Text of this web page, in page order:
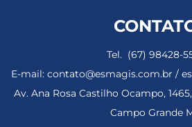
Tel. (67) 98428-
E-mail: contato@esmagis.com.br /
Av. Ana Rosa Castilho Ocampo,
Campo Grande